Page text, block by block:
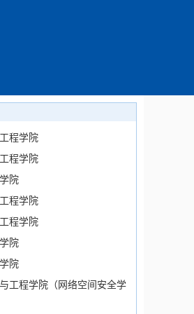
程学院
程学院
院
程学院
程学院
院
院
工程学院（网络空间安全学